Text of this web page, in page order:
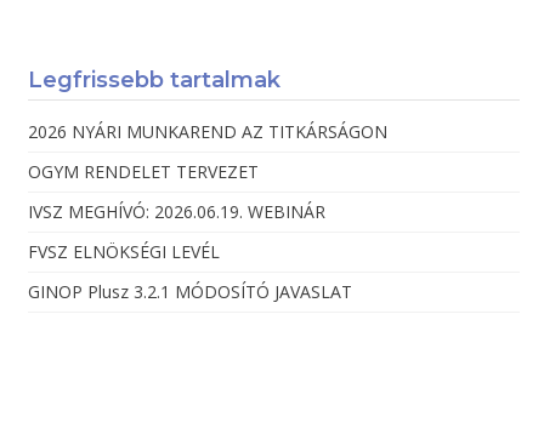
Legfrissebb tartalmak
2026 NYÁRI MUNKAREND AZ TITKÁRSÁGON
OGYM RENDELET TERVEZET
IVSZ MEGHÍVÓ: 2026.06.19. WEBINÁR
FVSZ ELNÖKSÉGI LEVÉL
GINOP Plusz 3.2.1 MÓDOSÍTÓ JAVASLAT